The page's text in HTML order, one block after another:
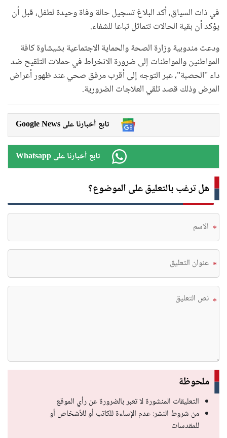
في ذات السياق، أكد البلاغ تسجيل حالة وفاة وحيدة لطفل، قبل أن
يؤكد أن بقية الحالات تتماثل تباعا للشفاء.
ودعت مندوبية وزارة الصحة والحماية الاجتماعية بشيشاوة كافة
المواطنين والمواطنات إلى ضرورة الانخراط في حملات التلقيح ضد
داء "الحصبة"، عبر التوجه إلى أقرب مرفق صحي عند ظهور أعراض
المرض وذلك قصد تلقي العلاجات الضرورية.
Google News تابع أخبارنا على
Whatsapp تابع أخبارنا على
هل ترغب بالتعليق على الموضوع؟
*
*
*
ملحوظة
التعليقات المنشورة لا تعبر بالضرورة عن رأي الموقع
من شروط النشر: عدم الإساءة للكاتب أو للأشخاص أو
للمقدسات